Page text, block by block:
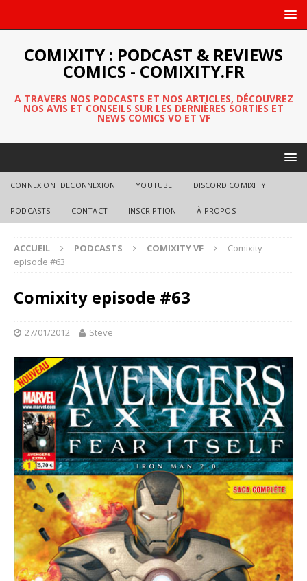
COMIXITY : PODCAST & REVIEWS
COMICS - COMIXITY.FR
A TRAVERS NOS PODCASTS ET NOS ARTICLES, DÉCOUVREZ
NOS AVIS ET CONSEILS SUR LES DERNIÈRES SORTIES ET
NEWS COMICS VO ET VF
CONNEXION|DECONNEXION YOUTUBE DISCORD COMIXITY
PODCASTS CONTACT INSCRIPTION À PROPOS
ACCUEIL PODCASTS COMIXITY VF
Comixity
episode #63
Comixity episode #63
27/01/2012 Steve